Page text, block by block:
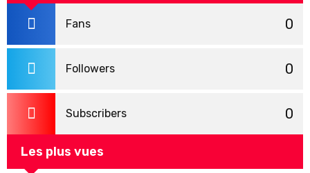
0
Fans
0
Followers
0
Subscribers
Les plus vues